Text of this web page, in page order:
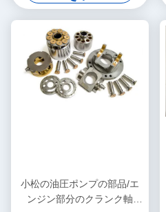
小松の油圧ポンプの部品/エ
ンジン部分のクランク軸